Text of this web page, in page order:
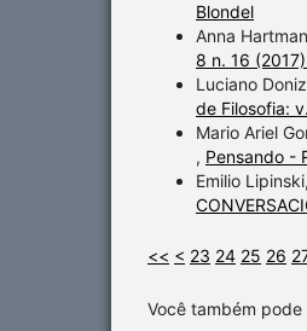
Blondel
Anna
8 n. 16
Luciano
de Filosofia:
Mario Ariel
, Pensando -
Emilio Lipinski,
<< < 23 24 25 26
Você também pode